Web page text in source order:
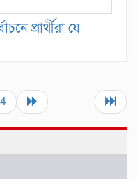
প্রার্থীরা যে